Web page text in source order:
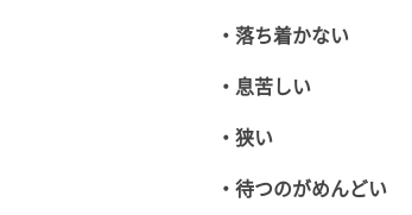
・落ち着かない
・息苦しい
・狭い
・待つのがめんどい